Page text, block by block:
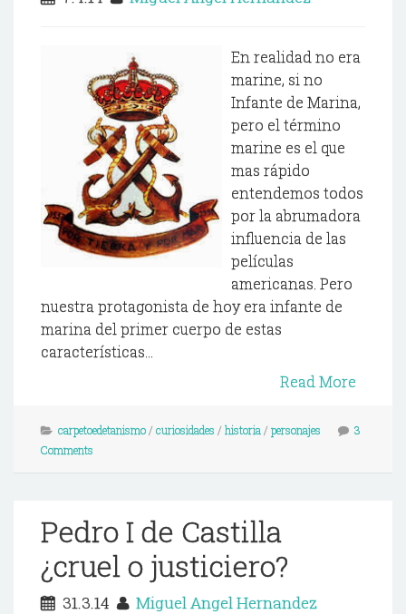
En realidad no era
marine, si no
Infante de Marina,
pero el término
marine es el que
mas rápido
entendemos todos
por la abrumadora
influencia de las
películas
americanas. Pero
nuestra protagonista de hoy era infante de
marina del primer cuerpo de estas
características...
Read More
carpetoedetanismo/ curiosidades / historia / personajes
3
Comments
Pedro I de Castilla
¿cruel o justiciero?
31.3.14 Miguel Angel Hernandez